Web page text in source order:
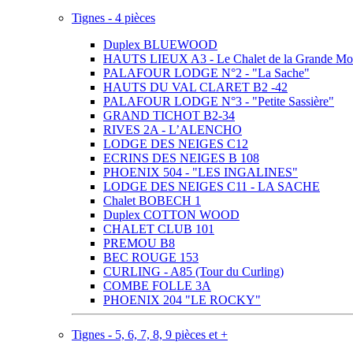
Tignes - 4 pièces
Duplex BLUEWOOD
HAUTS LIEUX A3 - Le Chalet de la Grande
PALAFOUR LODGE N°2 - "La Sache"
HAUTS DU VAL CLARET B2 -42
PALAFOUR LODGE N°3 - "Petite Sassière"
GRAND TICHOT B2-34
RIVES 2A - L’ALENCHO
LODGE DES NEIGES C12
ECRINS DES NEIGES B 108
PHOENIX 504 - "LES INGALINES"
LODGE DES NEIGES C11 - LA SACHE
Chalet BOBECH 1
Duplex COTTON WOOD
CHALET CLUB 101
PREMOU B8
BEC ROUGE 153
CURLING - A85 (Tour du Curling)
COMBE FOLLE 3A
PHOENIX 204 "LE ROCKY"
Tignes - 5, 6, 7, 8, 9 pièces et +